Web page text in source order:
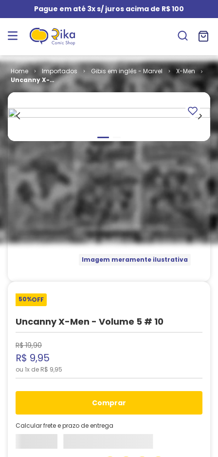
Pague em até 3x s/ juros acima de R$ 100
Importados Gibis em inglês - Marvel
X-Men
Uncanny X-
Men - Volume
Imagem meramente ilustrativa
50%OFF
Uncanny X-Men - Volume 5 # 10
R$ 19,90
R$ 9,95
ou 1x de R$ 9,95
comprar
Calcular frete e prazo de entrega